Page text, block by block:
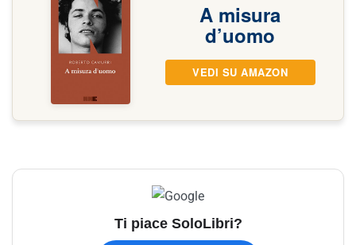
A misura
d’uomo
VEDI SU AMAZON
Ti piace SoloLibri?